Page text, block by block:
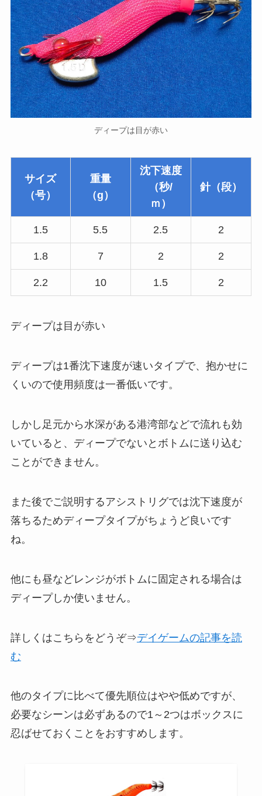
ディープは目が赤い
サイズ
（号）
重量
（g）
沈下速度
（秒/
ｍ）
針（段）
1.5 5.5 2.5 2
1.8 7 2 2
2.2 10 1.5 2
ディープは目が赤い
ディープは1番沈下速度が速いタイプで、抱かせに
くいので使用頻度は一番低いです。
しかし足元から水深がある港湾部などで流れも効
いていると、ディープでないとボトムに送り込む
ことができません。
また後でご説明するアシストリグでは沈下速度が
落ちるためディープタイプがちょうど良いです
ね。
他にも昼などレンジがボトムに固定される場合は
ディープしか使いません。
詳しくはこちらをどうぞ⇒デイゲームの記事を読
む
他のタイプに比べて優先順位はやや低めですが、
必要なシーンは必ずあるので1～2つはボックスに
忍ばせておくことをおすすめします。